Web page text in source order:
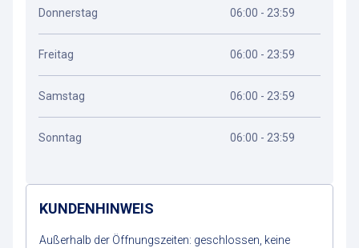
Donnerstag 06:00 - 23:59
Freitag 06:00 - 23:59
Samstag 06:00 - 23:59
Sonntag 06:00 - 23:59
KUNDENHINWEIS
Außerhalb der Öffnungszeiten: geschlossen, keine